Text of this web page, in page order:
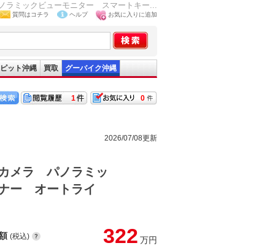
ミックビューモニター スマートキー...
質問はコチラ ヘルプ お気に入りに追加
ット沖縄 買取 グーバイク沖縄
0
1
2026/07/08更新
メラ パノラミッ
ー オートライ
(税込) 322 万円